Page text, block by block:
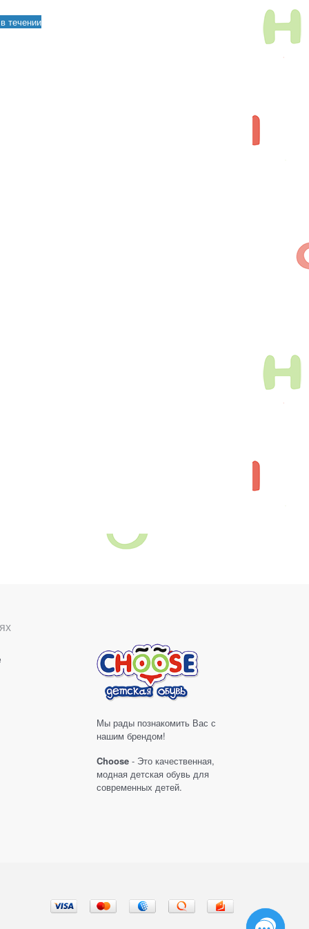
течении
Мы рады познакомить Вас с
нашим брендом!
Choose - Это качественная,
модная детская обувь для
современных детей.